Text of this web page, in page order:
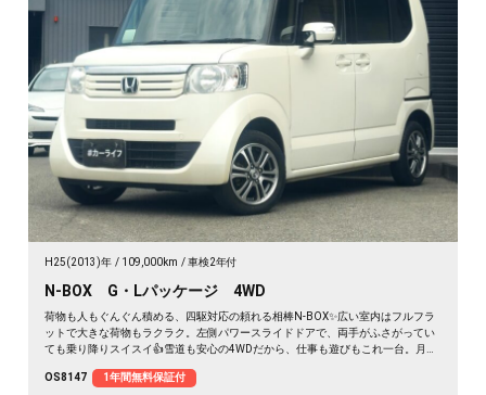
H25(2013)年 109,000km 車検2年付
N-BOX G・Lパッケージ 4WD
荷物も人もぐんぐん積める、四駆対応の頼れる相棒N-BOX✨広い室内はフルフラ
ットで大きな荷物もラクラク。左側パワースライドドアで、両手がふさがってい
ても乗り降りスイスイ👍雪道も安心の4WDだから、仕事も遊びもこれ一台。月々
りや週末の遠出まで、暮らしの相棒にぴったり💫《1年保証付》で安心の一台😊
OS8147 1年間無料保証付